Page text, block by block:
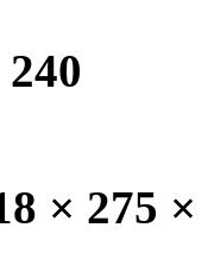
240
× 275